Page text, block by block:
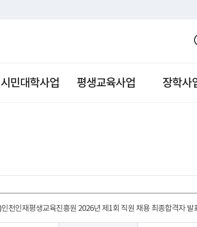
시민대학사업 평생교육사업 장학사
인천인재평생교육진흥원 2026년 제1회 직원 채용 최종합격자 발